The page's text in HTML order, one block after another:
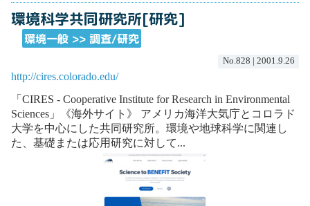
環境科学共同研究所[研究]
環境一般 >> 調査/研究
No.828 | 2001.9.26
http://cires.colorado.edu/
「CIRES - Cooperative Institute for Research in Environmental
Sciences」《海外サイト》 アメリカ海洋大気庁とコロラド
大学を中心にした共同研究所。環境や地球科学に関連し
た、基礎または応用研究に対して...